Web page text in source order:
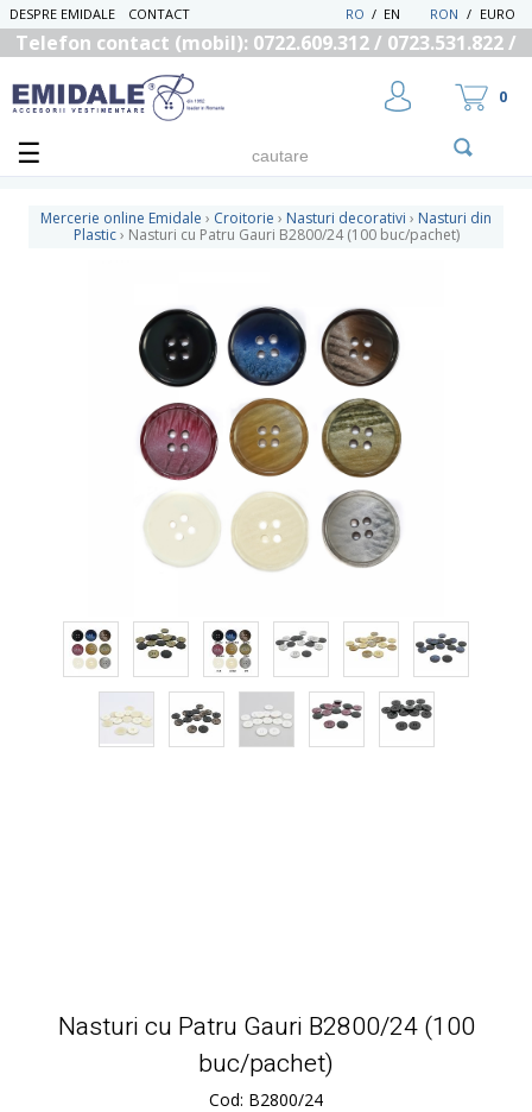
DESPRE EMIDALE CONTACT RON / EURO
EN
/
RO
Telefon contact (mobil): 0722.609.312 / 0723.531.822 /
RECUPEREAZA PAROLA
0
Mercerie online Emidale › Croitorie › Nasturi decorativi › Nasturi din
Plastic › Nasturi cu Patru Gauri B2800/24 (100 buc/pachet)
Nasturi cu Patru Gauri B2800/24 (100
buc/pachet)
Cod: B2800/24